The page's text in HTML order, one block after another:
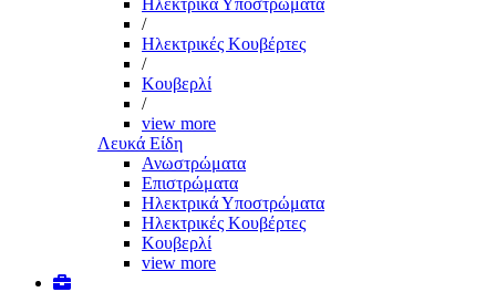
Ηλεκτρικά Υποστρώματα
/
Ηλεκτρικές Κουβέρτες
/
Κουβερλί
/
view more
Λευκά Είδη
Ανωστρώματα
Επιστρώματα
Ηλεκτρικά Υποστρώματα
Ηλεκτρικές Κουβέρτες
Κουβερλί
view more